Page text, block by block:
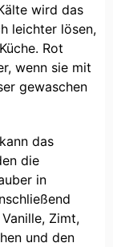
wird das
leichter lösen,
Rot
wenn sie mit
gewaschen
das
die
in
Zimt,
und den